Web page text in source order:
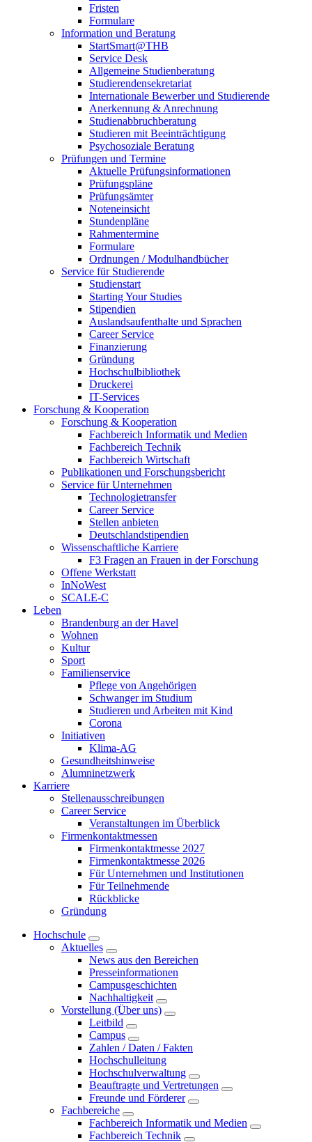
Fristen
Formulare
Information und Beratung
StartSmart@THB
Service Desk
Allgemeine Studienberatung
Studierendensekretariat
Internationale Bewerber und Studierende
Anerkennung & Anrechnung
Studienabbruchberatung
Studieren mit Beeinträchtigung
Psychosoziale Beratung
Prüfungen und Termine
Aktuelle Prüfungsinformationen
Prüfungspläne
Prüfungsämter
Noteneinsicht
Stundenpläne
Rahmentermine
Formulare
Ordnungen / Modulhandbücher
Service für Studierende
Studienstart
Starting Your Studies
Stipendien
Auslandsaufenthalte und Sprachen
Career Service
Finanzierung
Gründung
Hochschulbibliothek
Druckerei
IT-Services
Forschung & Kooperation
Forschung & Kooperation
Fachbereich Informatik und Medien
Fachbereich Technik
Fachbereich Wirtschaft
Publikationen und Forschungsbericht
Service für Unternehmen
Technologietransfer
Career Service
Stellen anbieten
Deutschlandstipendien
Wissenschaftliche Karriere
F3 Fragen an Frauen in der Forschung
Offene Werkstatt
InNoWest
SCALE-C
Leben
Brandenburg an der Havel
Wohnen
Kultur
Sport
Familienservice
Pflege von Angehörigen
Schwanger im Studium
Studieren und Arbeiten mit Kind
Corona
Initiativen
Klima-AG
Gesundheitshinweise
Alumninetzwerk
Karriere
Stellenausschreibungen
Career Service
Veranstaltungen im Überblick
Firmenkontaktmessen
Firmenkontaktmesse 2027
Firmenkontaktmesse 2026
Für Unternehmen und Institutionen
Für Teilnehmende
Rückblicke
Gründung
Hochschule
Aktuelles
News aus den Bereichen
Presseinformationen
Campusgeschichten
Nachhaltigkeit
Vorstellung (Über uns)
Leitbild
Campus
Zahlen / Daten / Fakten
Hochschulleitung
Hochschulverwaltung
Beauftragte und Vertretungen
Freunde und Förderer
Fachbereiche
Fachbereich Informatik und Medien
Fachbereich Technik